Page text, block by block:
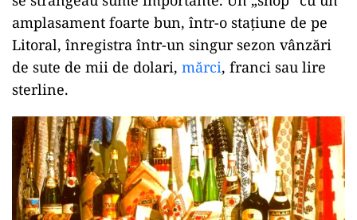
amplasament foarte bun, într-o stațiune de pe
Litoral, înregistra într-un singur sezon vânzări
de sute de mii de dolari, mărci, franci sau lire
sterline.